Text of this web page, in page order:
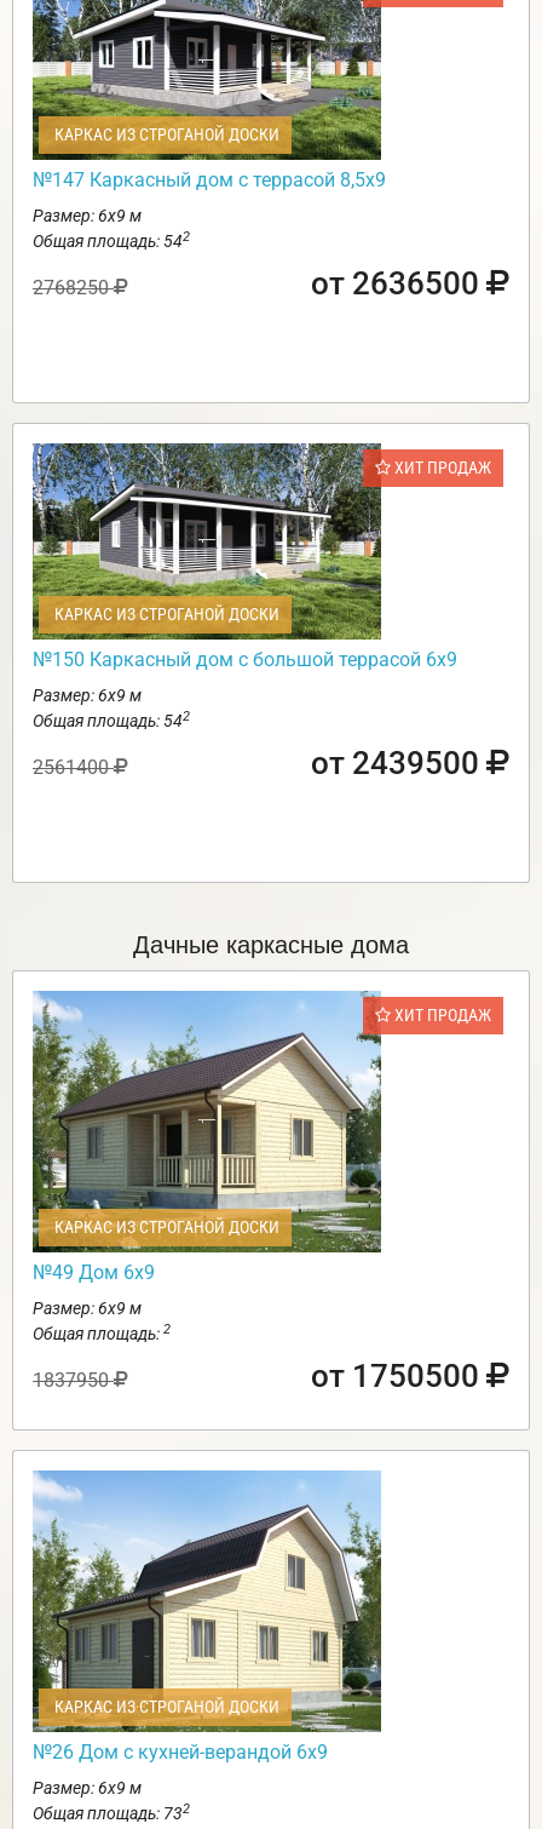
КАРКАС ИЗ СТРОГАНОЙ ДОСКИ
№147 Каркасный дом с террасой 8,5х9
Размер: 6х9 м
Общая площадь: 542
2768250 от 2636500
ХИТ ПРОДАЖ
КАРКАС ИЗ СТРОГАНОЙ ДОСКИ
№150 Каркасный дом с большой террасой 6х9
Размер: 6х9 м
Общая площадь: 542
2561400 от 2439500
Дачные каркасные дома
ХИТ ПРОДАЖ
КАРКАС ИЗ СТРОГАНОЙ ДОСКИ
№49 Дом 6х9
Размер: 6х9 м
Общая площадь: 2
1837950 от 1750500
КАРКАС ИЗ СТРОГАНОЙ ДОСКИ
№26 Дом с кухней-верандой 6х9
Размер: 6х9 м
Общая площадь: 732